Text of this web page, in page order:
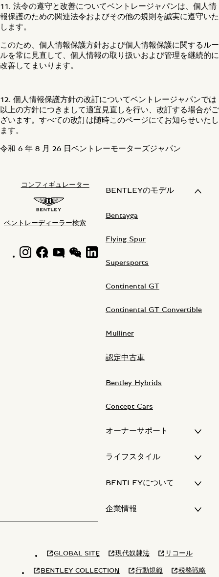
11. 法令の遵守と改善についてベントレージャパンは、個人情
報保護のための関連法令およびその他の規則を誠実に遵守いた
します。
このため、個人情報保護方針および個人情報保護に関するルー
ルを常に見直して、個人情報の取り扱いおよび管理を継続的に
改善してまいります。
12. 個人情報保護方針の改訂についてベントレージャパンでは
以上の方針につきまして適宜見直しを行い、改訂する場合がご
ざいます。すべての改訂は随時このページにてお知らせいたし
ます。
令和 6 年 8 月 26 日ベントレーモーターズジャパン
コンフィギュレーター
ベントレーディーラー検索
INSTAGRAM LOGO"
FACEBOOK LOGO"
YOUTUBE LOGO"
WECHAT LOGO"
BENTLEYのモデル
Bentayga
Flying Spur
Supersports
Continental GT
Continental GT Convertible
Mulliner
認定中古車
Bentley Hybrids
Concept Cars
オーナーサポート
ライフスタイル
BENTLEYについて
企業情報
GLOBAL SITE 現代奴隷法 リコール
BENTLEY COLLECTION 行動規範 税務戦略